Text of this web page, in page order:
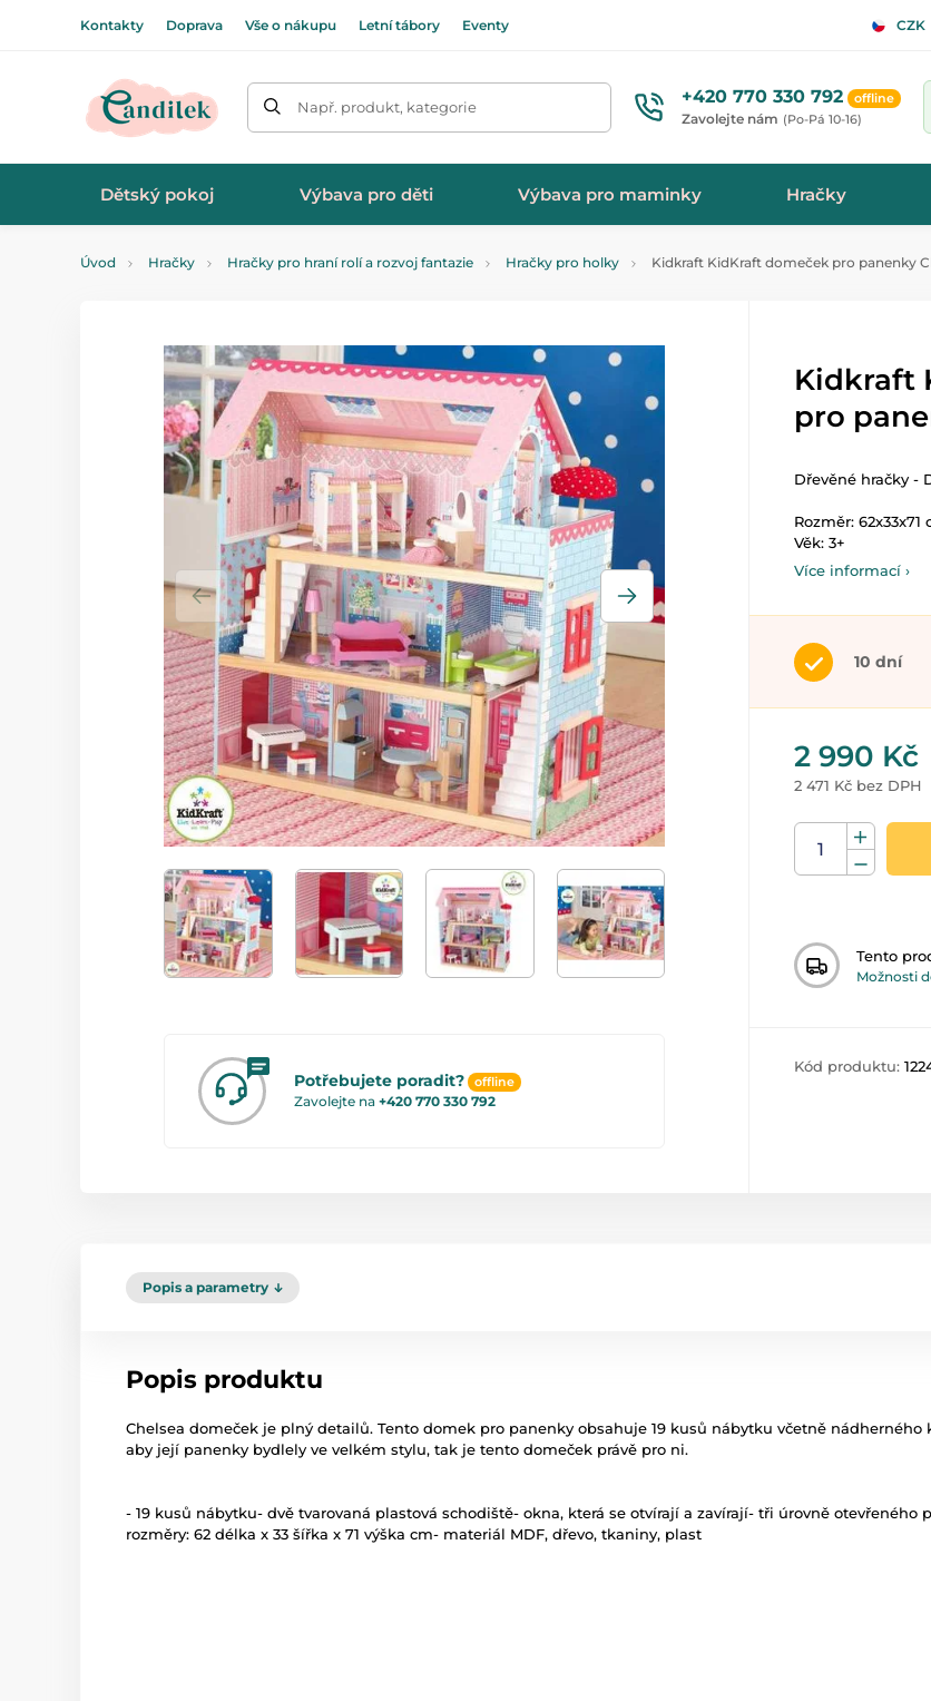
Kontakty Doprava Vše o nákupu Letní tábory Eventy CZK
Např. produkt, kategorie +420 770 330 792 offline
Zavolejte nám (Po-Pá 10-16)
Dětský pokoj Výbava pro děti Výbava pro maminky Hračky
Úvod Hračky Hračky pro hraní rolí a rozvoj fantazie Hračky pro holky Kidkraft KidKraft domeček pro panenky
Potřebujete poradit? offline
Zavolejte na +420 770 330 792
Kidkraft
pro
Dřevěné hračky -
Rozměr: 62x33x71
Věk: 3+
Více informací ›
10 dní
2 990 Kč
2 471 Kč bez DPH
Tento
Možnosti
Kód produktu:
Popis a parametry
Popis produktu
Chelsea domeček je plný detailů. Tento domek pro panenky obsahuje 19 kusů nábytku včetně
aby její panenky bydlely ve velkém stylu, tak je tento domeček právě pro ni.
- 19 kusů nábytku- dvě tvarovaná plastová schodiště- okna, která se otvírají a zavírají- tři úrovně
rozměry: 62 délka x 33 šířka x 71 výška cm- materiál MDF, dřevo, tkaniny, plast